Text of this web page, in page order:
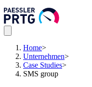
Home>
Unternehmen>
Case Studies>
SMS group